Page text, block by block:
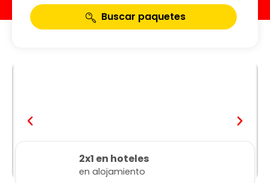
Buscar paquetes
2x1 en hoteles
en alojamiento